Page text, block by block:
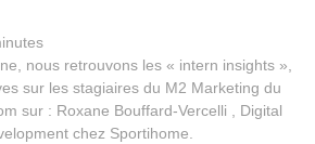
nous retrouvons les « intern insights »,
sur les stagiaires du M2 Marketing du
sur : Roxane Bouffard-Vercelli , Digital
chez Sportihome.